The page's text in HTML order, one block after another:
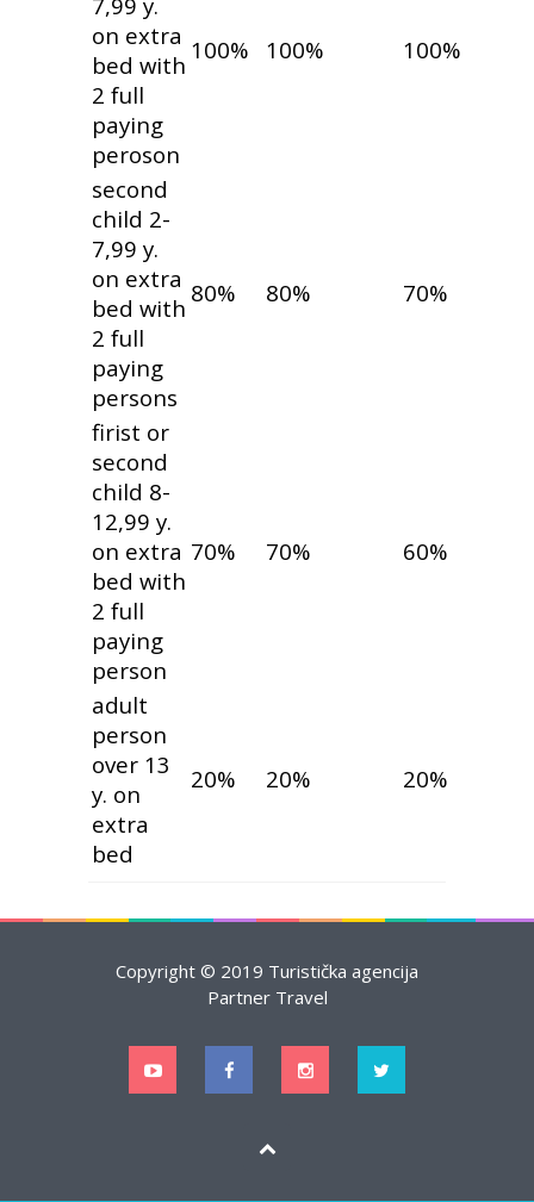
on extra
bed with
2 full
paying
peroson
100% 100% 100%
second
child 2-
7,99 y.
on extra
bed with
2 full
paying
persons
80% 80% 70%
firist or
second
child 8-
12,99 y.
on extra
bed with
2 full
paying
person
70% 70% 60%
adult
person
over 13
y. on
extra
bed
20% 20% 20%
Copyright © 2019 Turistička agencija
Partner Travel